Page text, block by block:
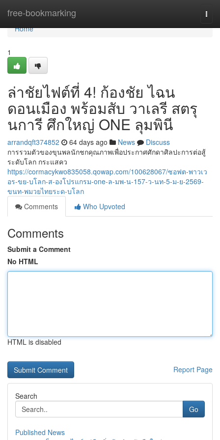
free-bookmarking
Home
Home
1
ล่าชัยไฟต์ที่ 4! ก้องชัย ไฉน
ดอนเมือง พร้อมสับ วาเลรี สตรุ
นการี ศึกใหญ่ ONE ลุมพินี
arrandqft374852 64 days ago News
Discuss
การรวมตัวของขุนพลนักชกคุณภาพเพื่อประกาศศักดาศิลปะการต่อสู้
ระดับโลก กระแสคว
https://cormacykwo835058.qowap.com/100628067/ซอฟต-พาวเว
อร-ขย-บโลก-ส-องโปรแกรม-one-ล-มพ-น-157-ว-นท-5-ม-ย-2569-
ขนท-พมวยไทยระด-บโลก
Comments
Who Upvoted
Comments
Submit a Comment
No HTML
HTML is disabled
Report Page
Search
Go
Published News